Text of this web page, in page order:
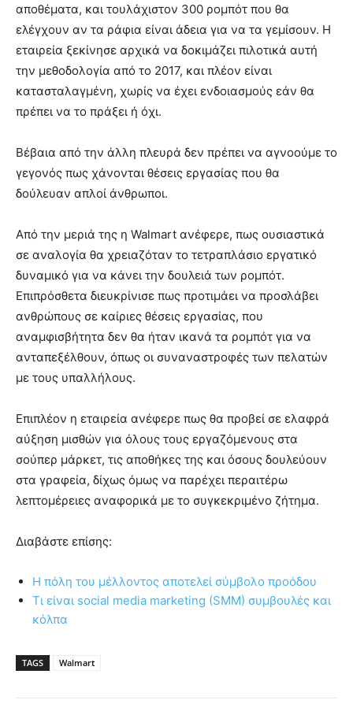
αποθέματα, και τουλάχιστον 300 ρομπότ που θα
ελέγχουν αν τα ράφια είναι άδεια για να τα γεμίσουν. Η
εταιρεία ξεκίνησε αρχικά να δοκιμάζει πιλοτικά αυτή
την μεθοδολογία από το 2017, και πλέον είναι
κατασταλαγμένη, χωρίς να έχει ενδοιασμούς εάν θα
πρέπει να το πράξει ή όχι.
Βέβαια από την άλλη πλευρά δεν πρέπει να αγνοούμε το
γεγονός πως χάνονται θέσεις εργασίας που θα
δούλευαν απλοί άνθρωποι.
Από την μεριά της η Walmart ανέφερε, πως ουσιαστικά
σε αναλογία θα χρειαζόταν το τετραπλάσιο εργατικό
δυναμικό για να κάνει την δουλειά των ρομπότ.
Επιπρόσθετα διευκρίνισε πως προτιμάει να προσλάβει
ανθρώπους σε καίριες θέσεις εργασίας, που
αναμφισβήτητα δεν θα ήταν ικανά τα ρομπότ για να
ανταπεξέλθουν, όπως οι συναναστροφές των πελατών
με τους υπαλλήλους.
Επιπλέον η εταιρεία ανέφερε πως θα προβεί σε ελαφρά
αύξηση μισθών για όλους τους εργαζόμενους στα
σούπερ μάρκετ, τις αποθήκες της και όσους δουλεύουν
στα γραφεία, δίχως όμως να παρέχει περαιτέρω
λεπτομέρειες αναφορικά με το συγκεκριμένο ζήτημα.
Διαβάστε επίσης:
Η πόλη του μέλλοντος αποτελεί σύμβολο προόδου
Τι είναι social media marketing (SMM) συμβουλές και
κόλπα
TAGS Walmart